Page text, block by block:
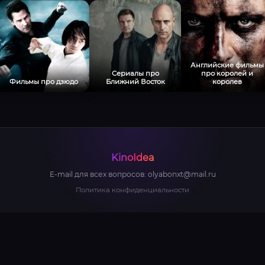
Фильмы про дзюдо
Сериалы про
Ближний Восток
Английские фильмы
про королей и
королев
KinoIdea
E-mail для всех вопросов: olyabonxt@mail.ru
Политика конфиденциальности